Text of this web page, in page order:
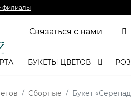
филиалы
Связаться с нами
БУКЕТЫ ЦВЕТОВ
Сборные Букет